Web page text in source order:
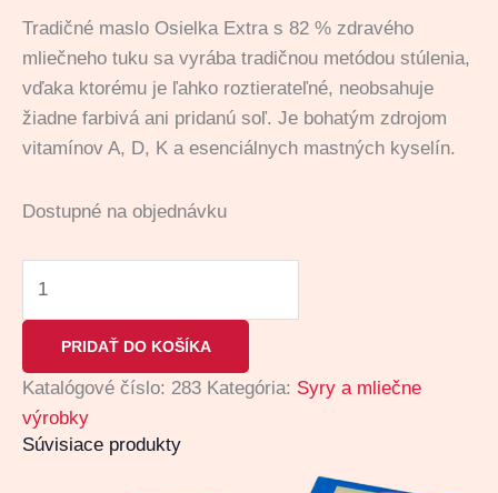
Tradičné maslo Osielka Extra s 82 % zdravého
mliečneho tuku sa vyrába tradičnou metódou stúlenia,
vďaka ktorému je ľahko roztierateľné, neobsahuje
žiadne farbivá ani pridanú soľ. ​​Je bohatým zdrojom
vitamínov A, D, K a esenciálnych mastných kyselín.
Dostupné na objednávku
PRIDAŤ DO KOŠÍKA
Katalógové číslo: 283 Kategória: Syry a mliečne
výrobky
Súvisiace produkty